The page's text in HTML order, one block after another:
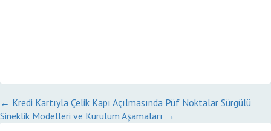
← Kredi Kartıyla Çelik Kapı Açılmasında Püf Noktalar Sürgülü
Sineklik Modelleri ve Kurulum Aşamaları →